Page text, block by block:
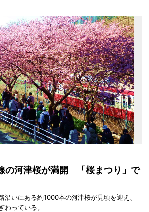
の河津桜が満開 「桜まつり」で
沿いにある約1000本の河津桜が見頃を迎え、
わっている。